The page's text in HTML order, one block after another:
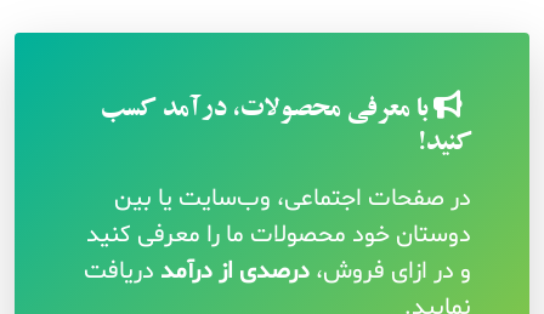
با معرفی محصولات، درآمد کسب
کنید!
در صفحات اجتماعی، وب‌سایت یا بین
دوستان خود محصولات ما را معرفی کنید
و در ازای فروش، درصدی از درآمد دریافت